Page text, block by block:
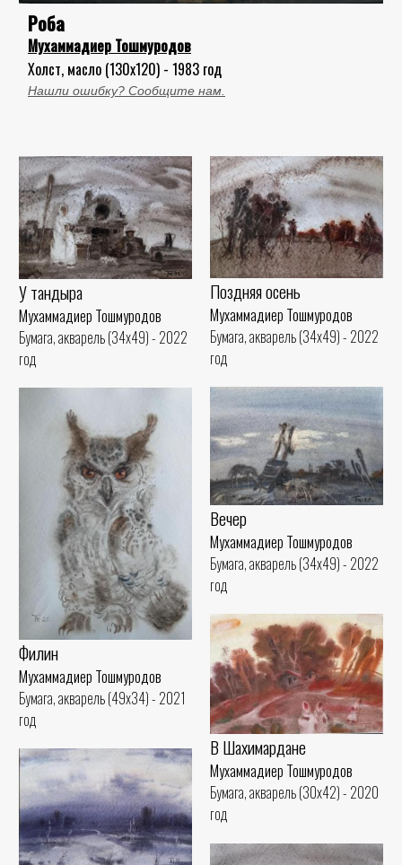
Роба
Мухаммадиер Тошмуродов
Холст, масло (130x120) - 1983 год
Нашли ошибку? Сообщите нам.
У тандыра
Мухаммадиер Тошмуродов
Бумага, акварель (34x49) - 2022
год
Поздняя осень
Мухаммадиер Тошмуродов
Бумага, акварель (34x49) - 2022
год
Вечер
Мухаммадиер Тошмуродов
Бумага, акварель (34x49) - 2022
год
Филин
Мухаммадиер Тошмуродов
Бумага, акварель (49x34) - 2021
год
В Шахимардане
Мухаммадиер Тошмуродов
Бумага, акварель (30x42) - 2020
год